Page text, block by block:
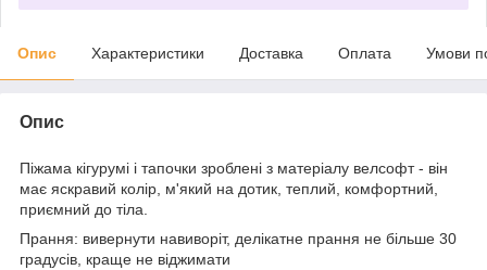
Опис Характеристики Доставка Оплата Умови
Опис
Піжама кігурумі і тапочки зроблені з матеріалу велсофт - він
має яскравий колір, м'який на дотик, теплий, комфортний,
приємний до тіла.
Прання: вивернути навиворіт, делікатне прання не більше 30
градусів, краще не віджимати